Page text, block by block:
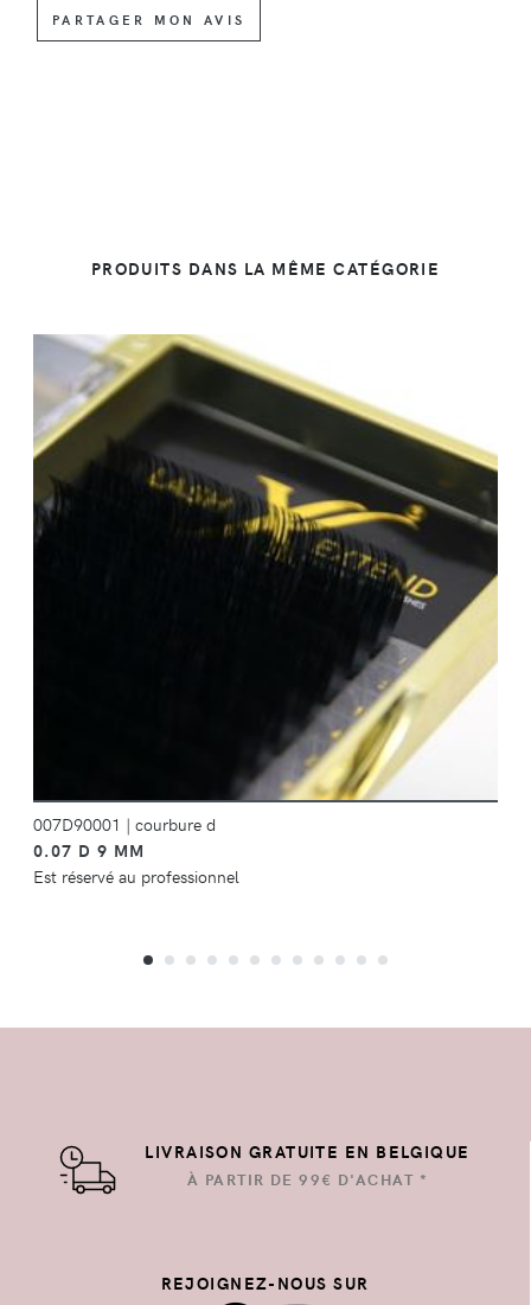
PARTAGER MON AVIS
PRODUITS DANS LA MÊME CATÉGORIE
DÉTAILS
007D90001 | courbure d
0.07 D 9 MM
Est réservé au professionnel
LIVRAISON GRATUITE EN BELGIQUE
À PARTIR DE 99€ D'ACHAT *
REJOIGNEZ-NOUS SUR